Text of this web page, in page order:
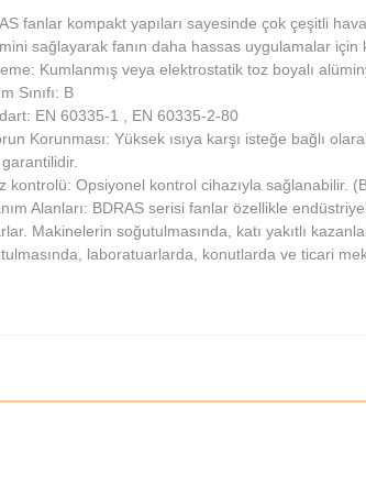
fanlar kompakt yapıları sayesinde çok çeşitli
sağlayarak fanın daha hassas uygulamalar için
Kumlanmış veya elektrostatik toz boyalı
Sınıfı: B
EN 60335-1 , EN 60335-2-80
Korunması: Yüksek ısıya karşı isteğe bağlı
garantilidir.
kontrolü: Opsiyonel kontrol cihazıyla sağlanabilir.
Alanları: BDRAS serisi fanlar özellikle
Makinelerin soğutulmasında, katı yakıtlı
laboratuarlarda, konutlarda ve ticari